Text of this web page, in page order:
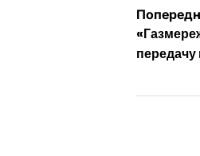
передачу